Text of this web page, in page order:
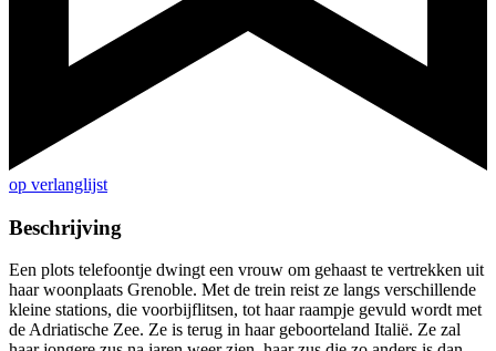
op verlanglijst
Beschrijving
Een plots telefoontje dwingt een vrouw om gehaast te vertrekken uit
haar woonplaats Grenoble. Met de trein reist ze langs verschillende
kleine stations, die voorbijflitsen, tot haar raampje gevuld wordt met
de Adriatische Zee. Ze is terug in haar geboorteland Italië. Ze zal